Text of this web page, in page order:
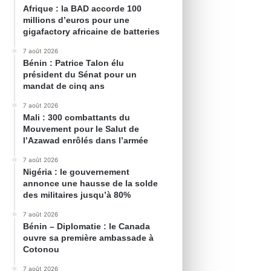
Afrique : la BAD accorde 100
millions d’euros pour une
gigafactory africaine de batteries
7 août 2026
Bénin : Patrice Talon élu
président du Sénat pour un
mandat de cinq ans
7 août 2026
Mali : 300 combattants du
Mouvement pour le Salut de
l’Azawad enrôlés dans l’armée
7 août 2026
Nigéria : le gouvernement
annonce une hausse de la solde
des militaires jusqu’à 80%
7 août 2026
Bénin – Diplomatie : le Canada
ouvre sa première ambassade à
Cotonou
7 août 2026